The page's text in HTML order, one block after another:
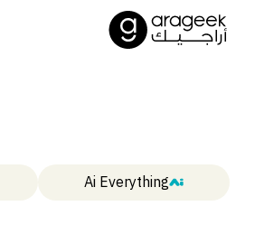
Ai Everything